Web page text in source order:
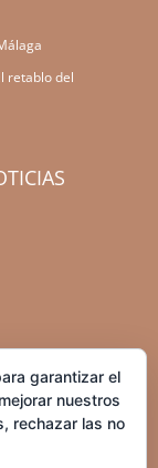
retablo del
garantizar el
nuestros
rechazar las no